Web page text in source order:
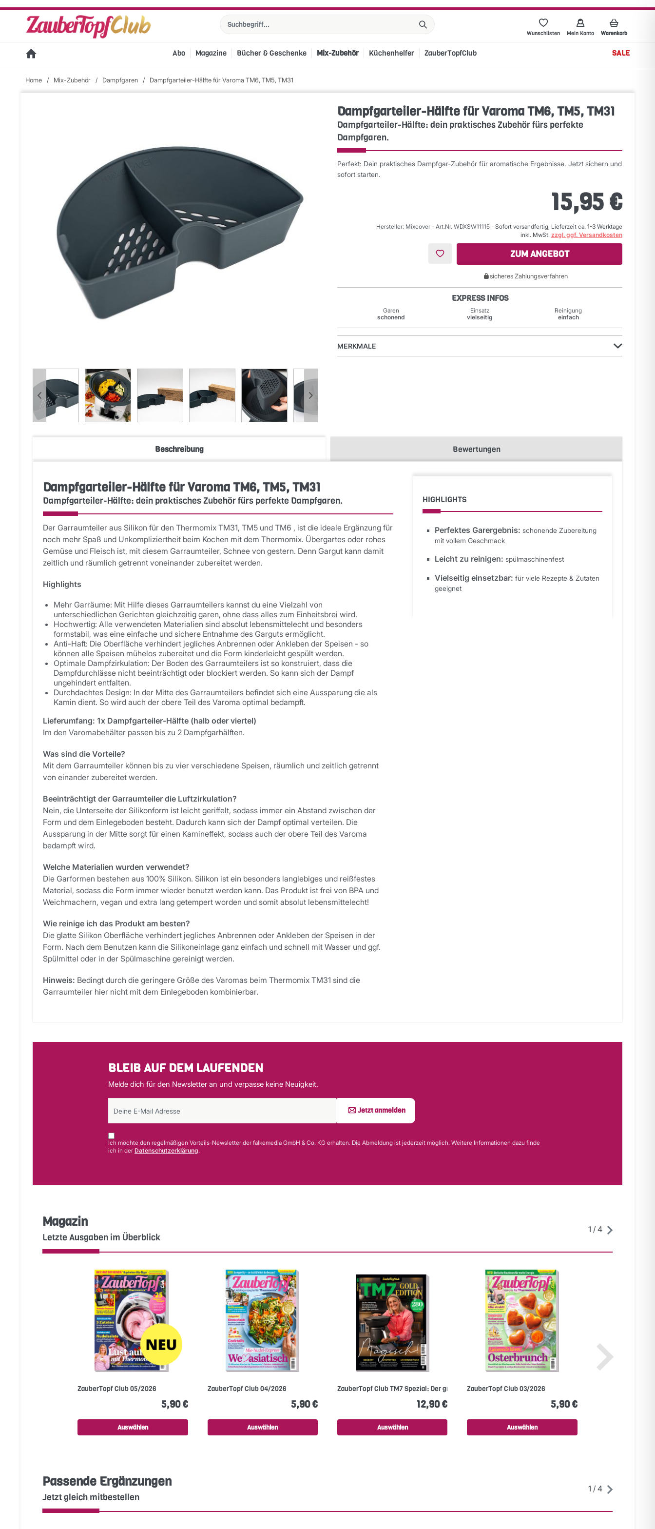
Wunschlisten Mein Konto Warenkorb
Abo Magazine Bücher & Geschenke Mix-Zubehör Küchenhelfer ZauberTopfClub SALE
Home / Mix-Zubehör / Dampfgaren / Dampfgarteiler-Hälfte für Varoma TM6, TM5, TM31
Dampfgarteiler-Hälfte für Varoma TM6, TM5, TM31
Dampfgarteiler-Hälfte: dein praktisches Zubehör fürs perfekte
Dampfgaren.
Perfekt: Dein praktisches Dampfgar-Zubehör für aromatische Ergebnisse. Jetzt sichern und
sofort starten.
15,95 €
Hersteller: Mixcover - Art.Nr. WDXSW11115 - Sofort versandfertig, Lieferzeit ca. 1-3 Werktage
inkl. MwSt. zzgl. ggf. Versandkosten
ZUM ANGEBOT
sicheres Zahlungsverfahren
EXPRESS INFOS
Garen
schonend
Einsatz
vielseitig
Reinigung
einfach
MERKMALE
Beschreibung Bewertungen
Dampfgarteiler-Hälfte für Varoma TM6, TM5, TM31
Dampfgarteiler-Hälfte: dein praktisches Zubehör fürs perfekte Dampfgaren.
Der Garraumteiler aus Silikon für den Thermomix TM31, TM5 und TM6 , ist die ideale Ergänzung für
noch mehr Spaß und Unkompliziertheit beim Kochen mit dem Thermomix. Übergartes oder rohes
Gemüse und Fleisch ist, mit diesem Garraumteiler, Schnee von gestern. Denn Gargut kann damit
zeitlich und räumlich getrennt voneinander zubereitet werden.
Highlights
Mehr Garräume: Mit Hilfe dieses Garraumteilers kannst du eine Vielzahl von
unterschiedlichen Gerichten gleichzeitig garen, ohne dass alles zum Einheitsbrei wird.
Hochwertig: Alle verwendeten Materialien sind absolut lebensmittelecht und besonders
formstabil, was eine einfache und sichere Entnahme des Garguts ermöglicht.
Anti-Haft: Die Oberfläche verhindert jegliches Anbrennen oder Ankleben der Speisen - so
können alle Speisen mühelos zubereitet und die Form kinderleicht gespült werden.
Optimale Dampfzirkulation: Der Boden des Garraumteilers ist so konstruiert, dass die
Dampfdurchlässe nicht beeinträchtigt oder blockiert werden. So kann sich der Dampf
ungehindert entfalten.
Durchdachtes Design: In der Mitte des Garraumteilers befindet sich eine Aussparung die als
Kamin dient. So wird auch der obere Teil des Varoma optimal bedampft.
Lieferumfang: 1x Dampfgarteiler-Hälfte (halb oder viertel)
Im den Varomabehälter passen bis zu 2 Dampfgarhälften.
Was sind die Vorteile?
Mit dem Garraumteiler können bis zu vier verschiedene Speisen, räumlich und zeitlich getrennt
von einander zubereitet werden.
Beeinträchtigt der Garraumteiler die Luftzirkulation?
Nein, die Unterseite der Silikonform ist leicht geriffelt, sodass immer ein Abstand zwischen der
Form und dem Einlegeboden besteht. Dadurch kann sich der Dampf optimal verteilen. Die
Aussparung in der Mitte sorgt für einen Kamineffekt, sodass auch der obere Teil des Varoma
bedampft wird.
Welche Materialien wurden verwendet?
Die Garformen bestehen aus 100% Silikon. Silikon ist ein besonders langlebiges und reißfestes
Material, sodass die Form immer wieder benutzt werden kann. Das Produkt ist frei von BPA und
Weichmachern, vegan und extra lang getempert worden und somit absolut lebensmittelecht!
Wie reinige ich das Produkt am besten?
Die glatte Silikon Oberfläche verhindert jegliches Anbrennen oder Ankleben der Speisen in der
Form. Nach dem Benutzen kann die Silikoneinlage ganz einfach und schnell mit Wasser und ggf.
Spülmittel oder in der Spülmaschine gereinigt werden.
Hinweis: Bedingt durch die geringere Größe des Varomas beim Thermomix TM31 sind die
Garraumteiler hier nicht mit dem Einlegeboden kombinierbar.
HIGHLIGHTS
Perfektes Garergebnis: schonende Zubereitung
mit vollem Geschmack
Leicht zu reinigen: spülmaschinenfest
Vielseitig einsetzbar: für viele Rezepte & Zutaten
geeignet
BLEIB AUF DEM LAUFENDEN
Melde dich für den Newsletter an und verpasse keine Neuigkeit.
Jetzt anmelden
Ich möchte den regelmäßigen Vorteils-Newsletter der falkemedia GmbH & Co. KG erhalten. Die Abmeldung ist jederzeit möglich. Weitere Informationen dazu finde
ich in der Datenschutzerklärung.
Magazin
Letzte Ausgaben im Überblick
1 / 4
ZauberTopf Club 05/2026
5,90 €
Auswählen
ZauberTopf Club 04/2026
5,90 €
Auswählen
ZauberTopf Club TM7 Spezial: Der große...
12,90 €
Auswählen
ZauberTopf Club 03/2026
5,90 €
Auswählen
Passende Ergänzungen
Jetzt gleich mitbestellen
1 / 4